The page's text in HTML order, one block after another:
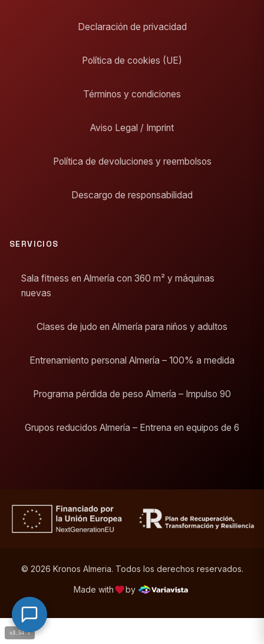
v3.54.3
Declaración de privacidad
Política de cookies (UE)
Términos y condiciones
Aviso Legal / Imprint
Política de devoluciones y reembolsos
Descargo de responsabilidad
SERVICIOS
Sala fitness en Almería con 360 m² y máquinas
nuevas
Clases de judo en Almería para niños y adultos
Entrenamiento personal Almería – 100% a medida
Programa pérdida de peso Almería – Impulso 90
Grupos reducidos Almería – Entrena en equipos de 6
© 2026 Kronos Almeria. Todos los derechos reservados.
Made with by